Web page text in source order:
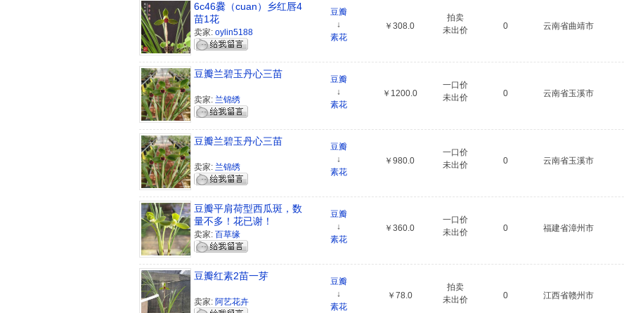
6c46爨（cuan）乡红唇4
苗1花
卖家: oylin5188
豆瓣
↓
素花
￥308.0
拍卖
未出价
0 云南省曲靖市
豆瓣兰碧玉丹心三苗
卖家: 兰锦绣
豆瓣
↓
素花
￥1200.0
一口价
未出价
0 云南省玉溪市
豆瓣兰碧玉丹心三苗
卖家: 兰锦绣
豆瓣
↓
素花
￥980.0
一口价
未出价
0 云南省玉溪市
豆瓣平肩荷型西瓜斑，数
量不多！花已谢！
卖家: 百草缘
豆瓣
↓
素花
￥360.0
一口价
未出价
0 福建省漳州市
豆瓣红素2苗一芽
卖家: 阿艺花卉
豆瓣
↓
素花
￥78.0
拍卖
未出价
0 江西省赣州市